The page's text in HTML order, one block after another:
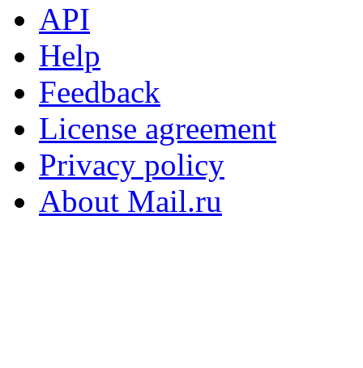
API
Help
Feedback
License agreement
Privacy policy
About Mail.ru